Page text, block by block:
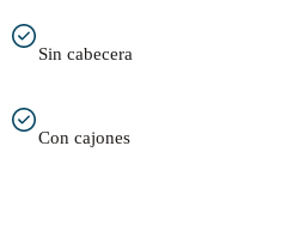
Sin cabecera
Con cajones